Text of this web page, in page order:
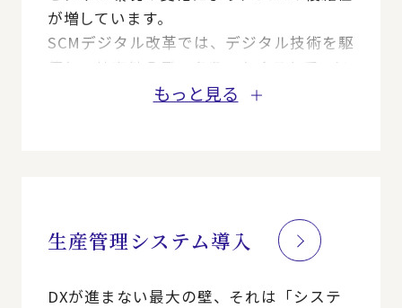
が増しています。
SCMデジタル改革では、デジタル技術を駆
使し、社内外のデータをつなぐことで、い
ち早く変化に対応できるシステム／業務を
もっと見る
生産管理システム導入
DXが進まない最大の壁、それは「システ